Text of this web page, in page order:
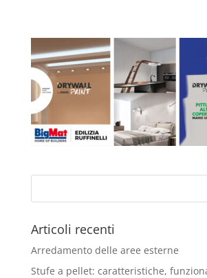
Articoli recenti
Arredamento delle aree esterne
Stufe a pellet: caratteristiche,